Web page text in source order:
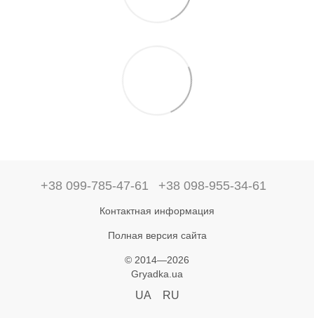
+38 099-785-47-61 +38 098-955-34-61
Контактная информация
Полная версия сайта
© 2014—2026
Gryadka.ua
UA RU